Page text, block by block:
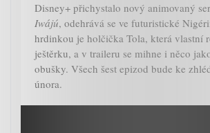
Disney+ přichystalo nový animovaný
Iwájú, odehrává se ve futuristické
hrdinkou je holčička Tola, která vlastní
ještěrku, a v traileru se mihne i něco
obušky. Všech šest epizod bude ke
února.